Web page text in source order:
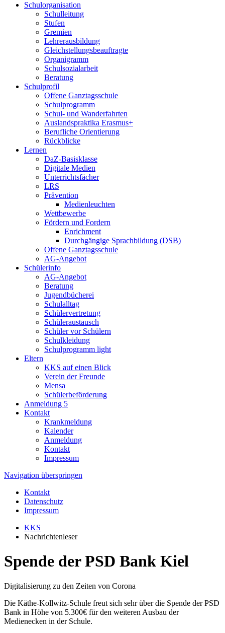
Schulorganisation
Schulleitung
Stufen
Gremien
Lehrerausbildung
Gleichstellungsbeauftragte
Organigramm
Schulsozialarbeit
Beratung
Schulprofil
Offene Ganztagsschule
Schulprogramm
Schul- und Wanderfahrten
Auslandspraktika Erasmus+
Berufliche Orientierung
Rückblicke
Lernen
DaZ-Basisklasse
Digitale Medien
Unterrichtsfächer
LRS
Prävention
Medienleuchten
Wettbewerbe
Fördern und Fordern
Enrichment
Durchgängige Sprachbildung (DSB)
Offene Ganztagsschule
AG-Angebot
Schülerinfo
AG-Angebot
Beratung
Jugendbücherei
Schulalltag
Schülervertretung
Schüleraustausch
Schüler vor Schülern
Schulkleidung
Schulprogramm light
Eltern
KKS auf einen Blick
Verein der Freunde
Mensa
Schülerbeförderung
Anmeldung 5
Kontakt
Krankmeldung
Kalender
Anmeldung
Kontakt
Impressum
Navigation überspringen
Kontakt
Datenschutz
Impressum
KKS
Nachrichtenleser
Spende der PSD Bank Kiel
Digitalisierung zu den Zeiten von Corona
Die Käthe-Kollwitz-Schule freut sich sehr über die Spende der PSD
Bank in Höhe von 5.300€ für den weiteren Ausbau der
Medienecken in der Schule.